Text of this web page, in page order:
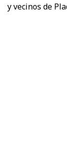
y vecinos de